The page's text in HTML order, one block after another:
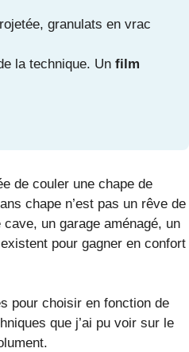
granulats en vrac
la technique. Un film
de couler une chape de
chape n’est pas un rêve de
un garage aménagé, un
pour gagner en confort
pour choisir en fonction de
que j’ai pu voir sur le